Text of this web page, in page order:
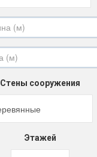
Стены сооружения
Этажей